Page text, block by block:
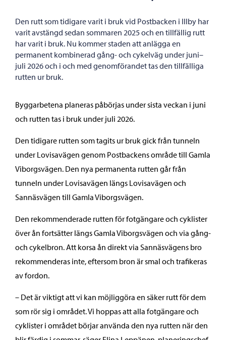
Den rutt som tidigare varit i bruk vid Postbacken i Illby har
varit avstängd sedan sommaren 2025 och en tillfällig rutt
har varit i bruk. Nu kommer staden att anlägga en
permanent kombinerad gång- och cykelväg under juni–
juli 2026 och i och med genomförandet tas den tillfälliga
rutten ur bruk.
Byggarbetena planeras påbörjas under sista veckan i juni
och rutten tas i bruk under juli 2026.
Den tidigare rutten som tagits ur bruk gick från tunneln
under Lovisavägen genom Postbackens område till Gamla
Viborgsvägen. Den nya permanenta rutten går från
tunneln under Lovisavägen längs Lovisavägen och
Sannäsvägen till Gamla Viborgsvägen.
Den rekommenderade rutten för fotgängare och cyklister
över ån fortsätter längs Gamla Viborgsvägen och via gång-
och cykelbron. Att korsa ån direkt via Sannäsvägens bro
rekommenderas inte, eftersom bron är smal och trafikeras
av fordon.
– Det är viktigt att vi kan möjliggöra en säker rutt för dem
som rör sig i området. Vi hoppas att alla fotgängare och
cyklister i området börjar använda den nya rutten när den